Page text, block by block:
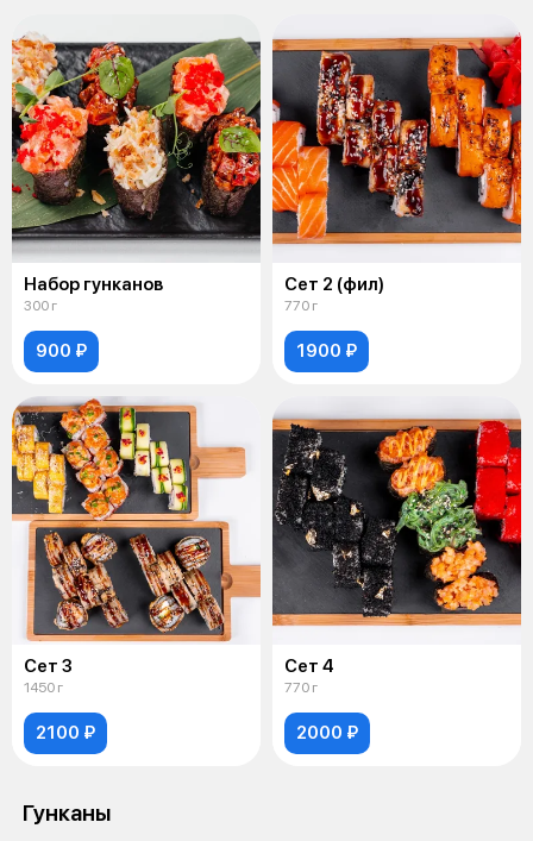
Набор гунканов
300 г
900 ₽
Сет 2 (фил)
770 г
1900 ₽
Сет 3
1450 г
2100 ₽
Сет 4
770 г
2000 ₽
Гунканы